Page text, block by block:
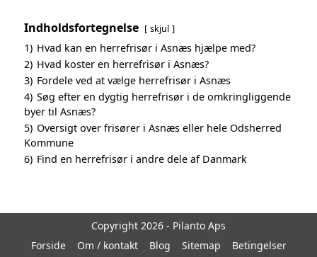
Indholdsfortegnelse skjul
1) Hvad kan en herrefrisør i Asnæs hjælpe med?
2) Hvad koster en herrefrisør i Asnæs?
3) Fordele ved at vælge herrefrisør i Asnæs
4) Søg efter en dygtig herrefrisør i de omkringliggende
byer til Asnæs?
5) Oversigt over frisører i Asnæs eller hele Odsherred
Kommune
6) Find en herrefrisør i andre dele af Danmark
Copyright 2026 - Pilanto Aps
Forside
Om / kontakt Blog Sitemap Betingelser